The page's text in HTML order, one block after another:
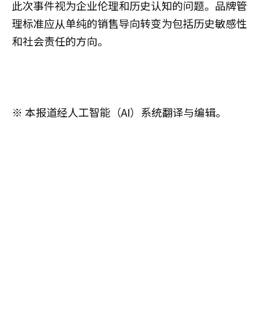
此次事件视为企业伦理和历史认知的问题。品牌管
理标准应从单纯的销售导向转变为包括历史敏感性
和社会责任的方向。
※ 本报道经人工智能（AI）系统翻译与编辑。